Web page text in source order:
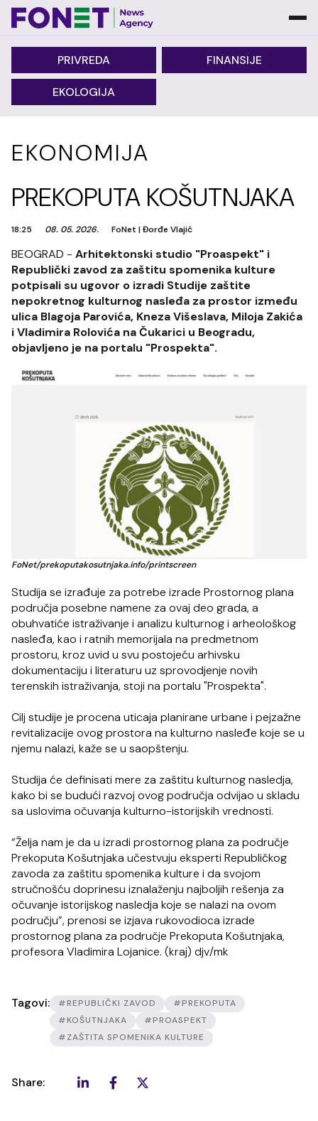
PRIVREDA FINANSIJE
EKOLOGIJA
EKONOMIJA
PREKOPUTA KOŠUTNJAKA
18:25 08. 05. 2026. FoNet |Đorđe Vlajić
BEOGRAD - Arhitektonski studio "Proaspekt" i
Republički zavod za zaštitu spomenika kulture
potpisali su ugovor o izradi Studije zaštite
nepokretnog kulturnog nasleđa za prostor između
ulica Blagoja Parovića, Kneza Višeslava, Miloja Zakića
i Vladimira Rolovića na Čukarici u Beogradu,
objavljeno je na portalu "Prospekta".
FoNet/prekoputakosutnjaka.info/printscreen
Studija se izrađuje za potrebe izrade Prostornog plana
područja posebne namene za ovaj deo grada, a
obuhvatiće istraživanje i analizu kulturnog i arheološkog
nasleđa, kao i ratnih memorijala na predmetnom
prostoru, kroz uvid u svu postojeću arhivsku
dokumentaciju i literaturu uz sprovodjenje novih
terenskih istraživanja, stoji na portalu "Prospekta".
Cilj studije je procena uticaja planirane urbane i pejzažne
revitalizacije ovog prostora na kulturno nasleđe koje se u
njemu nalazi, kaže se u saopštenju.
Studija će definisati mere za zaštitu kulturnog nasledja,
kako bi se budući razvoj ovog područja odvijao u skladu
sa uslovima očuvanja kulturno-istorijskih vrednosti.
“Želja nam je da u izradi prostornog plana za područje
Prekoputa Košutnjaka učestvuju eksperti Republičkog
zavoda za zaštitu spomenika kulture i da svojom
stručnošću doprinesu iznalaženju najboljih rešenja za
očuvanje istorijskog nasledja koje se nalazi na ovom
području”, prenosi se izjava rukovodioca izrade
prostornog plana za područje Prekoputa Košutnjaka,
profesora Vladimira Lojanice. (kraj) djv/mk
Tagovi: #REPUBLIČKI ZAVOD
#PREKOPUTA
#KOŠUTNJAKA
#PROASPEKT
#ZAŠTITA SPOMENIKA KULTURE
Share: